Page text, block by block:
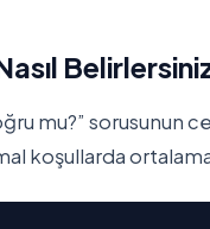
mu?” sorusunun
koşullarda ortalama